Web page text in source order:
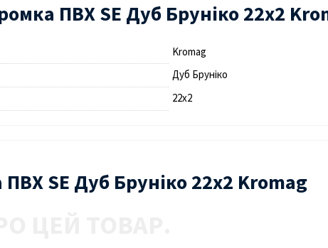
ПВХ SE Дуб Бруніко 22х2
Kromag
Дуб Бруніко
22х2
SE Дуб Бруніко 22х2 Kromag